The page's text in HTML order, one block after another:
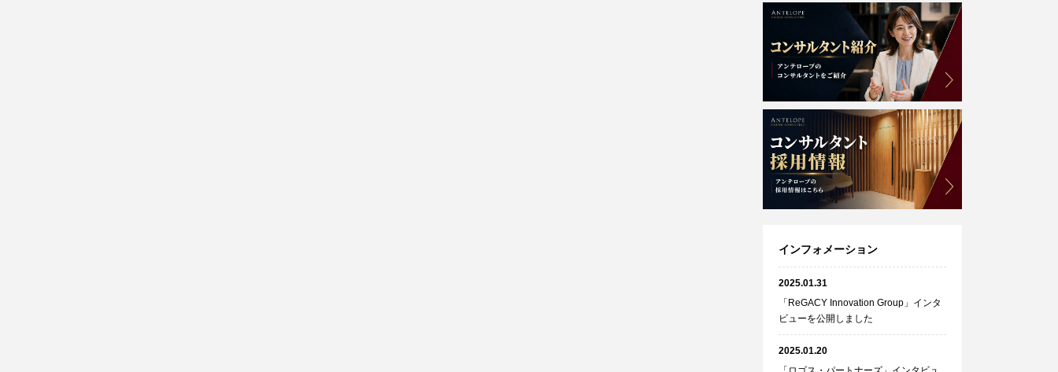
インフォメーション
2025.01.31
「ReGACY Innovation Group」インタ
ビューを公開しました
2025.01.20